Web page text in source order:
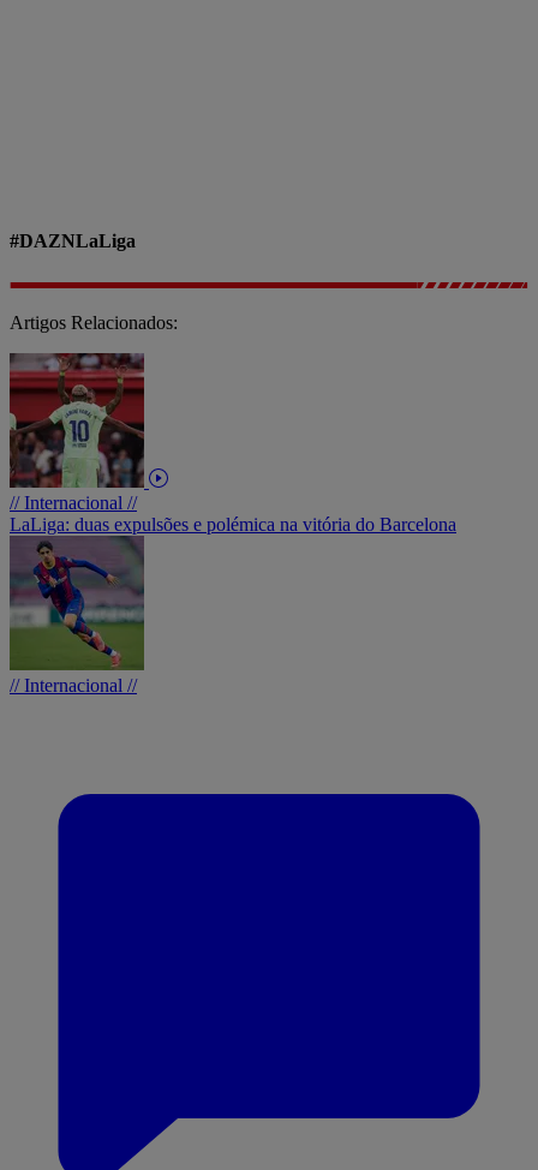
#DAZNLaLiga
Artigos Relacionados:
// Internacional //
LaLiga: duas expulsões e polémica na vitória do Barcelona
// Internacional //